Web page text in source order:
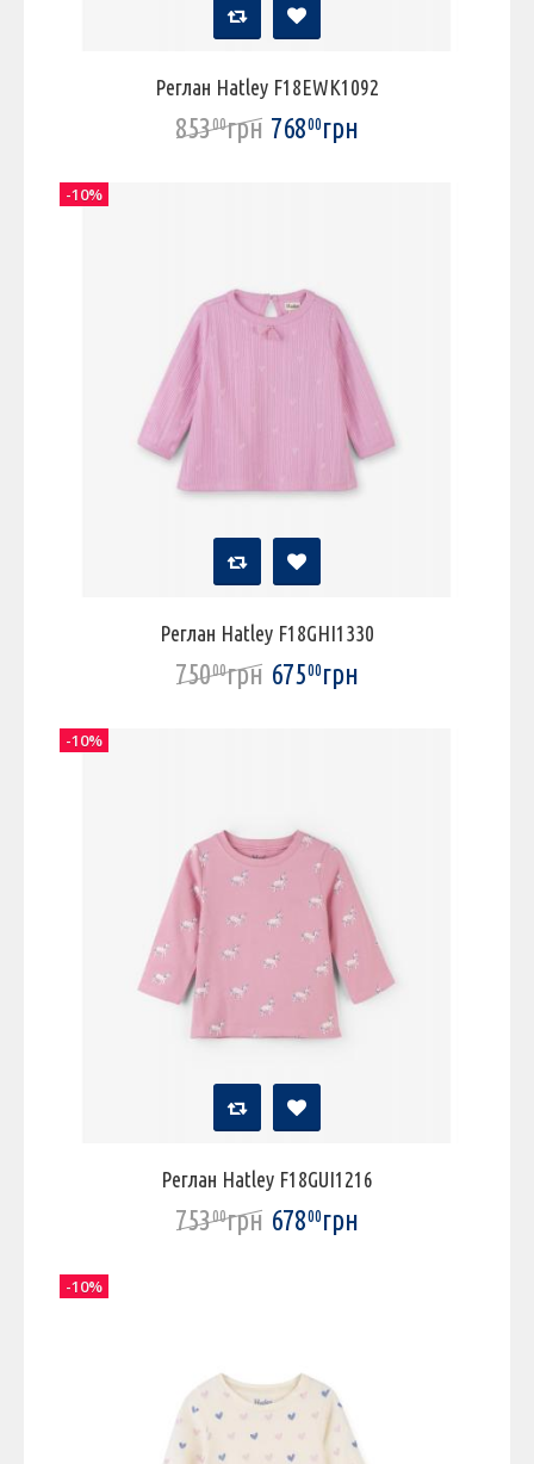
Реглан Hatley F18EWK1092
85300грн 76800грн
Реглан Hatley F18GHI1330
75000грн 67500грн
-10%
Реглан Hatley F18GUI1216
75300грн 67800грн
-10%
-10%